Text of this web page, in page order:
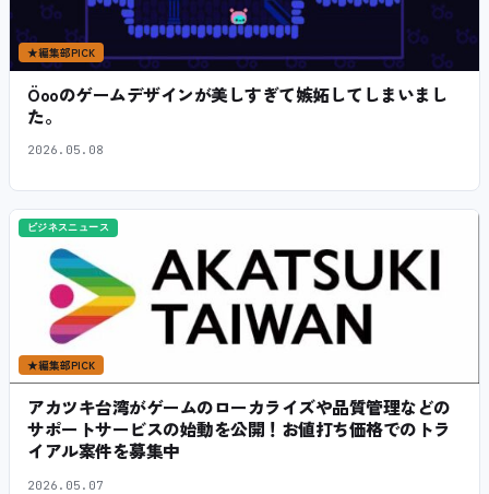
★編集部PICK
Öooのゲームデザインが美しすぎて嫉妬してしまいまし
た。
2026.05.08
ビジネスニュース
★編集部PICK
アカツキ台湾がゲームのローカライズや品質管理などの
サポートサービスの始動を公開！お値打ち価格でのトラ
イアル案件を募集中
2026.05.07